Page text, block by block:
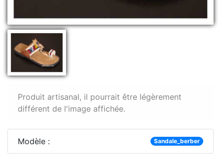
Produit artisanal, il pourrait être légèrement
différent de l'image affichée.
Modèle : Sandale_berber